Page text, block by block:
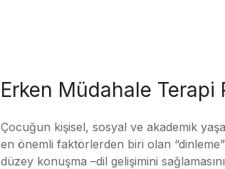
Erken Müdahale Terapi
Çocuğun kişisel, sosyal ve akademik
en önemli faktörlerden biri olan
düzey konuşma –dil gelişimini